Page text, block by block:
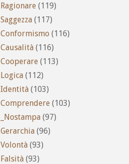
Ragionare (119)
Saggezza (117)
Conformismo (116)
Causalità (116)
Cooperare (113)
Logica (112)
Identità (103)
Comprendere (103)
_Nostampa (97)
Gerarchia (96)
Volontà (93)
Falsità (93)